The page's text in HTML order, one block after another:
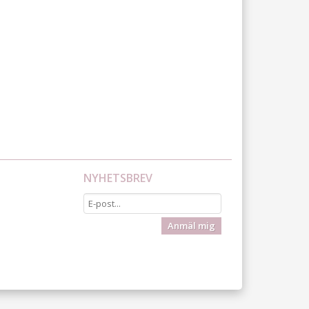
NYHETSBREV
Anmäl mig